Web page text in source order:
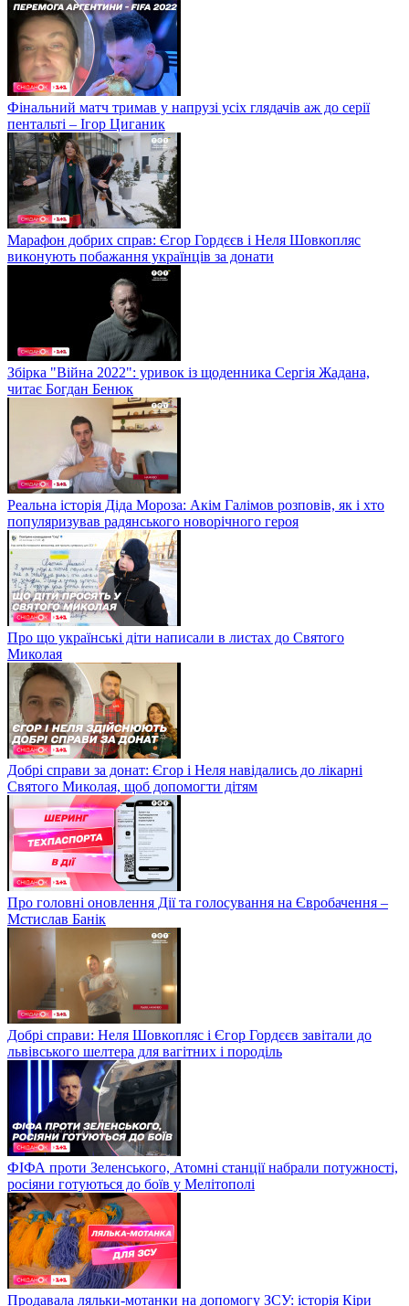
Фінальний матч тримав у напрузі усіх глядачів аж до серії
пентальті – Ігор Циганик
Марафон добрих справ: Єгор Гордєєв і Неля Шовкопляс
виконують побажання українців за донати
Збірка "Війна 2022": уривок із щоденника Сергія Жадана,
читає Богдан Бенюк
Реальна історія Діда Мороза: Акім Галімов розповів, як і хто
популяризував радянського новорічного героя
Про що українські діти написали в листах до Святого
Миколая
Добрі справи за донат: Єгор і Неля навідались до лікарні
Святого Миколая, щоб допомогти дітям
Про головні оновлення Дії та голосування на Євробачення –
Мстислав Банік
Добрі справи: Неля Шовкопляс і Єгор Гордєєв завітали до
львівського шелтера для вагітних і породіль
ФІФА проти Зеленського, Атомні станції набрали потужності,
росіяни готуються до боїв у Мелітополі
Продавала ляльки-мотанки на допомогу ЗСУ: історія Кіри